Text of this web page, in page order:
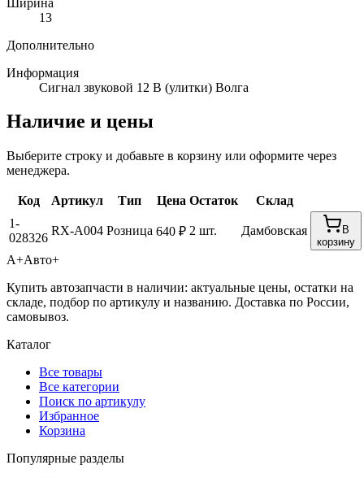
13
Дополнительно
Информация
Сигнал звуковой 12 В (улитки) Волга
Наличие и цены
Выберите строку и добавьте в корзину или оформите через
менеджера.
Код Артикул Тип Цена Остаток
Склад
1-
028326
RX-A004 Розница 640 ₽ 2 шт. Дамбовская
В
корзину
А+Авто+
Купить автозапчасти в наличии: актуальные цены, остатки на
складе, подбор по артикулу и названию. Доставка по России,
самовывоз.
Каталог
Все товары
Все категории
Поиск по артикулу
Избранное
Корзина
Популярные разделы